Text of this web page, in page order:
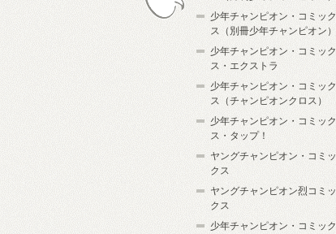
少年チャンピオン・コミック
ス（別冊少年チャンピオン）
少年チャンピオン・コミック
ス・エクストラ
少年チャンピオン・コミック
ス（チャンピオンクロス）
少年チャンピオン・コミック
ス・タップ！
ヤングチャンピオン・コミッ
クス
ヤングチャンピオン烈コミッ
クス
少年チャンピオン・コミック